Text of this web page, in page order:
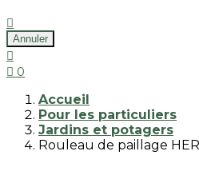

Annuler

 0
Accueil
Pour les particuliers
Jardins et potagers
Rouleau de paillage